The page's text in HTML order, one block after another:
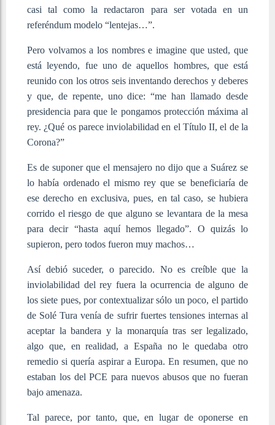
casi tal como la redactaron para ser votada en un
referéndum modelo “lentejas…”.
Pero volvamos a los nombres e imagine que usted, que
está leyendo, fue uno de aquellos hombres, que está
reunido con los otros seis inventando derechos y deberes
y que, de repente, uno dice: “me han llamado desde
presidencia para que le pongamos protección máxima al
rey. ¿Qué os parece inviolabilidad en el Título II, el de la
Corona?”
Es de suponer que el mensajero no dijo que a Suárez se
lo había ordenado el mismo rey que se beneficiaría de
ese derecho en exclusiva, pues, en tal caso, se hubiera
corrido el riesgo de que alguno se levantara de la mesa
para decir “hasta aquí hemos llegado”. O quizás lo
supieron, pero todos fueron muy machos…
Así debió suceder, o parecido. No es creíble que la
inviolabilidad del rey fuera la ocurrencia de alguno de
los siete pues, por contextualizar sólo un poco, el partido
de Solé Tura venía de sufrir fuertes tensiones internas al
aceptar la bandera y la monarquía tras ser legalizado,
algo que, en realidad, a España no le quedaba otro
remedio si quería aspirar a Europa. En resumen, que no
estaban los del PCE para nuevos abusos que no fueran
bajo amenaza.
Tal parece, por tanto, que, en lugar de oponerse en